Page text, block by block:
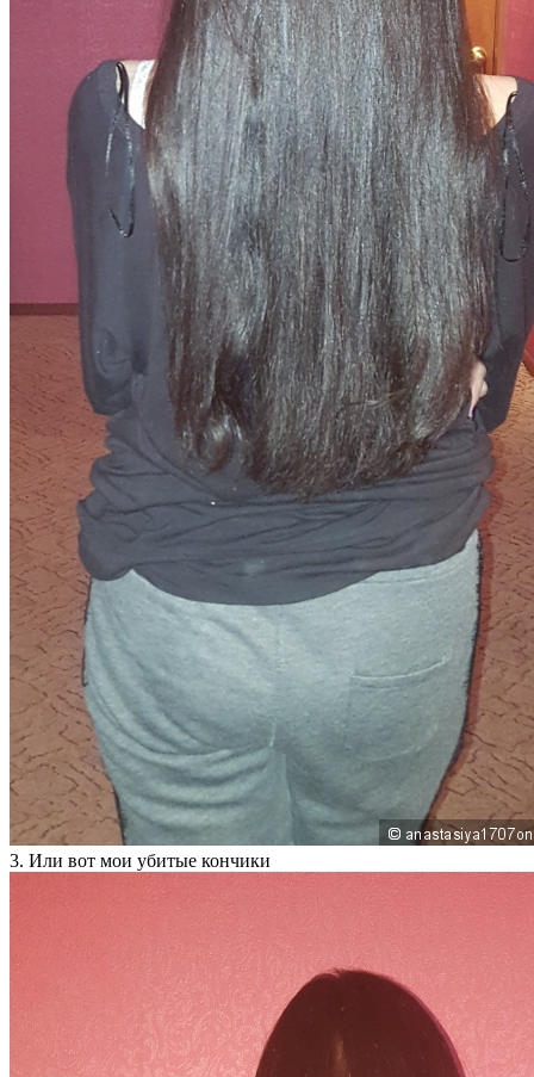
3. Или вот мои убитые кончики